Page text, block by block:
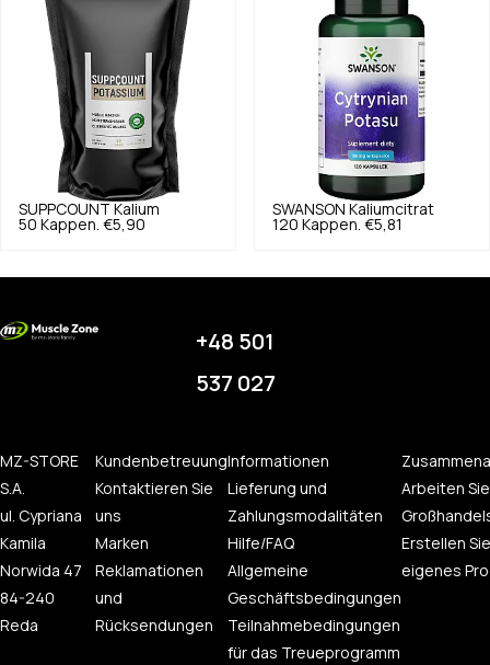
SUPPCOUNT Kalium
50 Kappen. €5,90
SWANSON Kaliumcitrat
120 Kappen. €5,81
+48 501
537 027
MZ-STORE
S.A.
ul. Cypriana
Kamila
Norwida 47
84-240
Reda
Kundenbetreuung
Kontaktieren Sie
uns
Marken
Reklamationen
und
Rücksendungen
Informationen
Lieferung und
Zahlungsmodalitäten
Hilfe/FAQ
Allgemeine
Geschäftsbedingungen
Teilnahmebedingungen
für das Treueprogramm
Arbeiten
Erstellen
eigenes